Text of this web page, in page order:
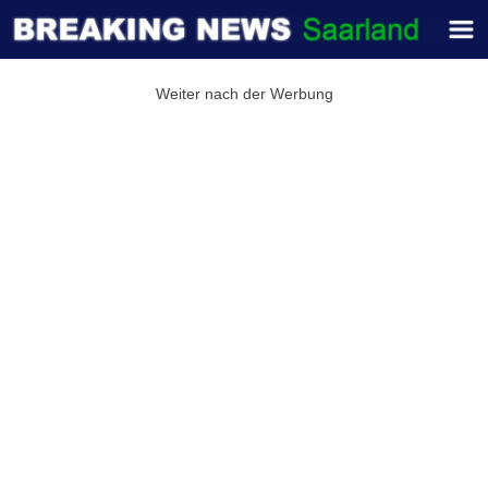
Weiter nach der Werbung